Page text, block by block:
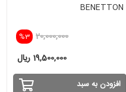
BENETTON
%3 20,000,000
19,500,000 ریال
افزودن به سبد